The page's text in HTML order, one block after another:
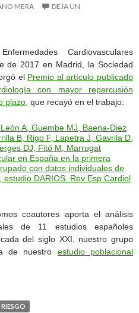
MERA
DEJA UN
Cardiovasculares
de 2017 en Madrid, la Sociedad
el Premio al artículo publicado
con mayor repercusión
plazo, que recayó en el trabajo:
A, Guembe MJ, Baena-Diez
B, Rigo F, Lapetra J, Gavrila D,
DJ, Fitó M, Marrugat
en España en la primera
con datos individuales de
DARIOS. Rev Esp Cardiol
coautores aporta el análisis
de 11 estudios españoles
del siglo XXI, nuestro grupo
de nuestro estudio poblacional